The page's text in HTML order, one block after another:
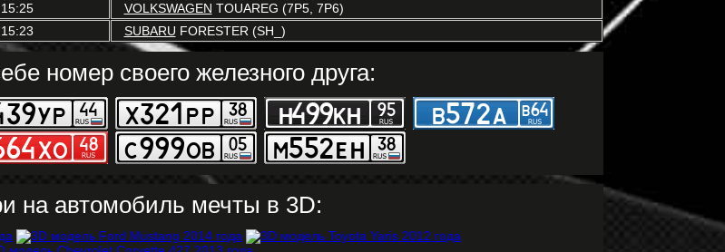
VOLKSWAGEN TOUAREG (7P5, 7P6)
SUBARU FORESTER (SH_)
номер своего железного друга:
на автомобиль мечты в 3D: